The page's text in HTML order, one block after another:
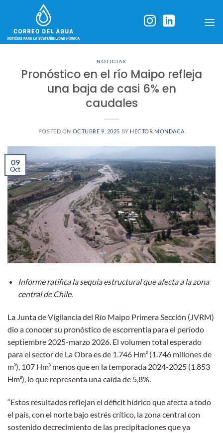
content
NOTICIAS
Pronóstico en el río Maipo refleja
una baja de casi 6% en
caudales
POSTED ON OCTUBRE 9, 2025 BY HECTOR MONDACA
09
Oct
Informe ratifica la sequía estructural que afecta a la zona
central de Chile.
La Junta de Vigilancia del Río Maipo Primera Sección (JVRM)
dio a conocer su pronóstico de escorrentía para el período
septiembre 2025-marzo 2026. El volumen total esperado
para el sector de La Obra es de 1.746 Hm³ (1.746 millones de
m³), 107 Hm³ menos que en la temporada 2024-2025 (1.853
Hm³), lo que representa una caída de 5,8%.
“Estos resultados reflejan el déficit hídrico que afecta a todo
el país, con el norte bajo estrés crítico, la zona central con
sostenido decrecimiento de las precipitaciones que ya